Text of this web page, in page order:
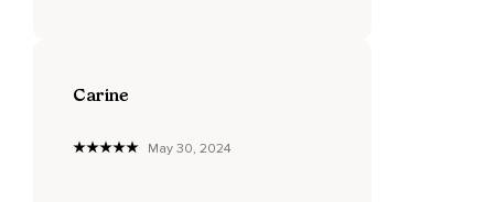
Capacité psychique.
Carine
May 30, 2024